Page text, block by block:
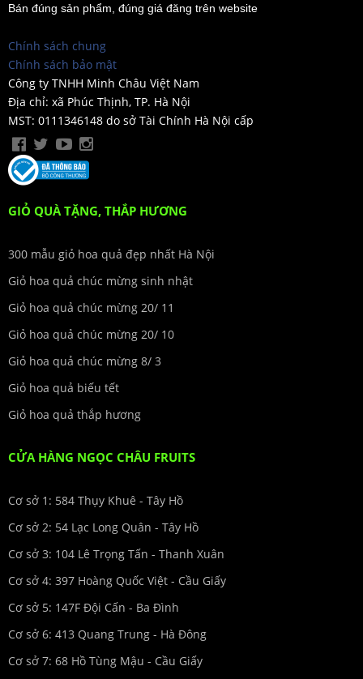
Bán đúng sản phẩm, đúng giá đăng trên website
Chính sách chung
Chính sách bảo mật
Công ty TNHH Minh Châu Việt Nam
Địa chỉ: xã Phúc Thịnh, TP. Hà Nội
MST: 0111346148 do sở Tài Chính Hà Nội cấp
GIỎ QUÀ TẶNG, THẮP HƯƠNG
300 mẫu giỏ hoa quả đẹp nhất Hà Nội
Giỏ hoa quả chúc mừng sinh nhật
Giỏ hoa quả chúc mừng 20/ 11
Giỏ hoa quả chúc mừng 20/ 10
Giỏ hoa quả chúc mừng 8/ 3
Giỏ hoa quả biếu tết
Giỏ hoa quả thắp hương
CỬA HÀNG NGỌC CHÂU FRUITS
Cơ sở 1: 584 Thụy Khuê - Tây Hồ
Cơ sở 2: 54 Lạc Long Quân - Tây Hồ
Cơ sở 3: 104 Lê Trọng Tấn - Thanh Xuân
Cơ sở 4: 397 Hoàng Quốc Việt - Cầu Giấy
Cơ sở 5: 147F Đội Cấn - Ba Đình
Cơ sở 6: 413 Quang Trung - Hà Đông
Cơ sở 7: 68 Hồ Tùng Mậu - Cầu Giấy